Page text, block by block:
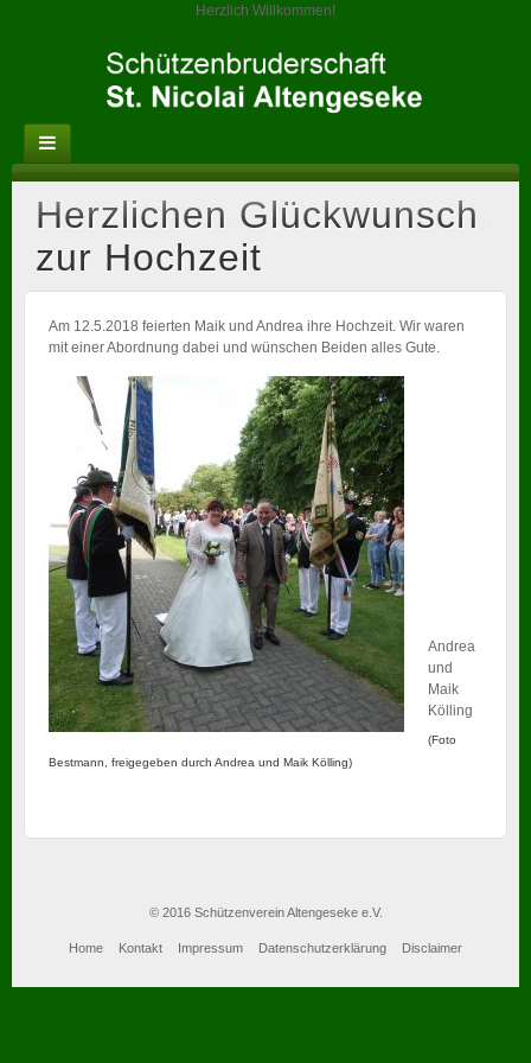
Herzlich Willkommen!
Herzlichen Glückwunsch
zur Hochzeit
Am 12.5.2018 feierten Maik und Andrea ihre Hochzeit. Wir waren
mit einer Abordnung dabei und wünschen Beiden alles Gute.
Andrea
und
Maik
Kölling
(Foto
Bestmann, freigegeben durch Andrea und Maik Kölling)
© 2016 Schützenverein Altengeseke e.V.
Home Kontakt Impressum Datenschutzerklärung Disclaimer